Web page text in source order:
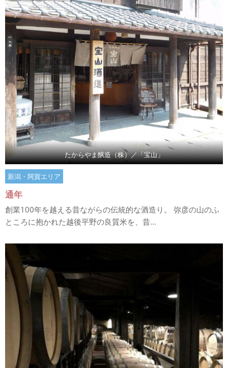
たからやま醸造（株）／「宝山」
新潟・阿賀エリア
通年
創業100年を越える昔ながらの伝統的な酒造り。 弥彦の山のふ
ところに抱かれた越後平野の良質米を、昔...